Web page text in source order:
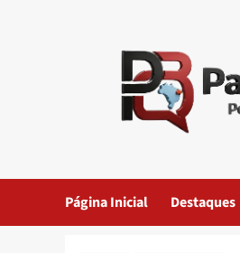
Página Inicial Destaques